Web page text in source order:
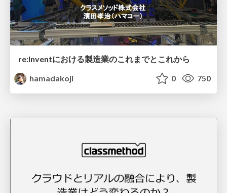
re:Inventにおける製造業のこれまでとこれから
hamadakoji
0 750